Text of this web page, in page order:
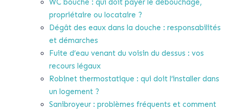
WC bouché : qui doit payer le débouchage,
propriétaire ou locataire ?
Dégât des eaux dans la douche : responsabilités
et démarches
Fuite d’eau venant du voisin du dessus : vos
recours légaux
Robinet thermostatique : qui doit l’installer dans
un logement ?
Sanibroyeur : problèmes fréquents et comment